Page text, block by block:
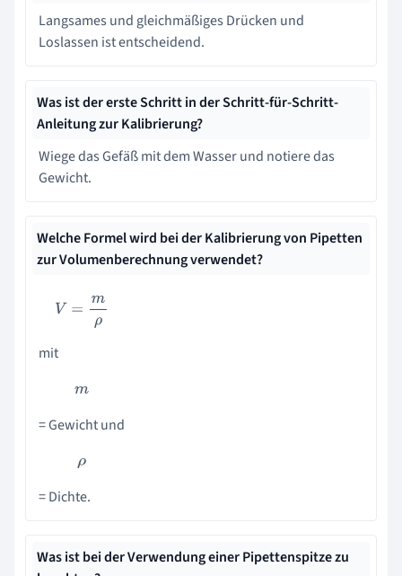
Langsames und gleichmäßiges Drücken und
Loslassen ist entscheidend.
Was ist der erste Schritt in der Schritt-für-Schritt-
Anleitung zur Kalibrierung?
Wiege das Gefäß mit dem Wasser und notiere das
Gewicht.
Welche Formel wird bei der Kalibrierung von Pipetten
zur Volumenberechnung verwendet?
V =mρ
mit
m
= Gewicht und
ρ
= Dichte.
Was ist bei der Verwendung einer Pipettenspitze zu